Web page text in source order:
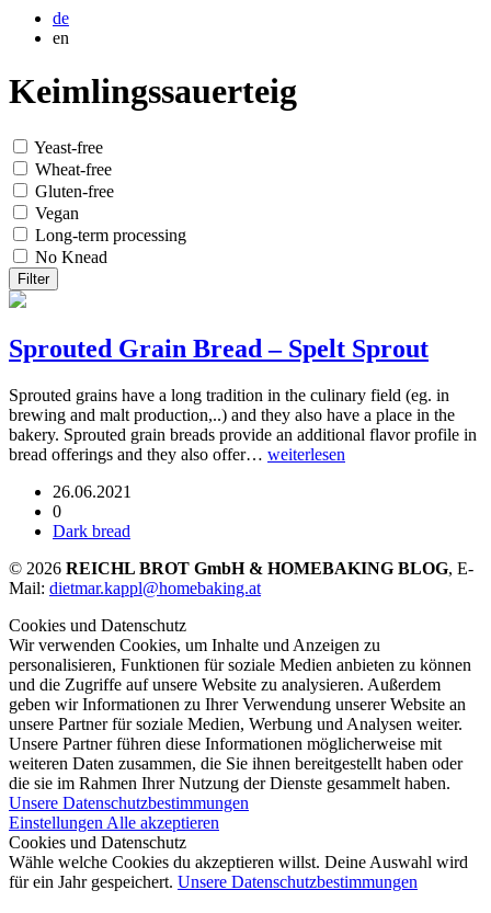
de
en
Keimlingssauerteig
Yeast-free
Wheat-free
Gluten-free
Vegan
Long-term processing
No Knead
Filter
Sprouted Grain Bread – Spelt Sprout
Sprouted grains have a long tradition in the culinary field (eg. in
brewing and malt production,..) and they also have a place in the
bakery. Sprouted grain breads provide an additional flavor profile in
bread offerings and they also offer… weiterlesen
26.06.2021
0
Dark bread
© 2026 REICHL BROT GmbH & HOMEBAKING BLOG, E-
Mail: dietmar.kappl@homebaking.at
Cookies und Datenschutz
Wir verwenden Cookies, um Inhalte und Anzeigen zu
personalisieren, Funktionen für soziale Medien anbieten zu können
und die Zugriffe auf unsere Website zu analysieren. Außerdem
geben wir Informationen zu Ihrer Verwendung unserer Website an
unsere Partner für soziale Medien, Werbung und Analysen weiter.
Unsere Partner führen diese Informationen möglicherweise mit
weiteren Daten zusammen, die Sie ihnen bereitgestellt haben oder
die sie im Rahmen Ihrer Nutzung der Dienste gesammelt haben.
Unsere Datenschutzbestimmungen
Einstellungen Alle akzeptieren
Cookies und Datenschutz
Wähle welche Cookies du akzeptieren willst. Deine Auswahl wird
für ein Jahr gespeichert. Unsere Datenschutzbestimmungen